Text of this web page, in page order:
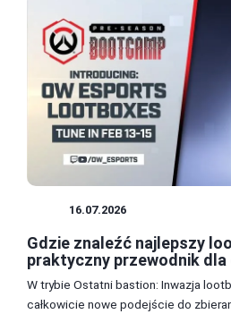
16.07.2026
Gdzie znaleźć najlepszy
praktyczny przewodnik dla
W trybie Ostatni bastion: Inwazja
całkowicie nowe podejście do